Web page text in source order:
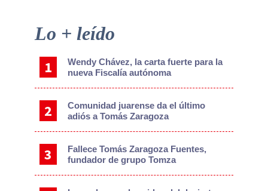
Primary
Lo + leído
Wendy Chávez, la carta fuerte para la
nueva Fiscalía autónoma
Comunidad juarense da el último
adiós a Tomás Zaragoza
Fallece Tomás Zaragoza Fuentes,
fundador de grupo Tomza